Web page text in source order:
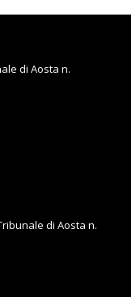
di Aosta n.
di Aosta n.